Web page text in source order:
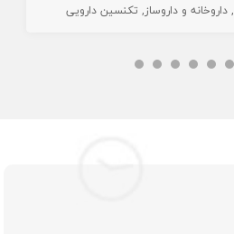
داروخانه و داروساز تکنسین دارویی